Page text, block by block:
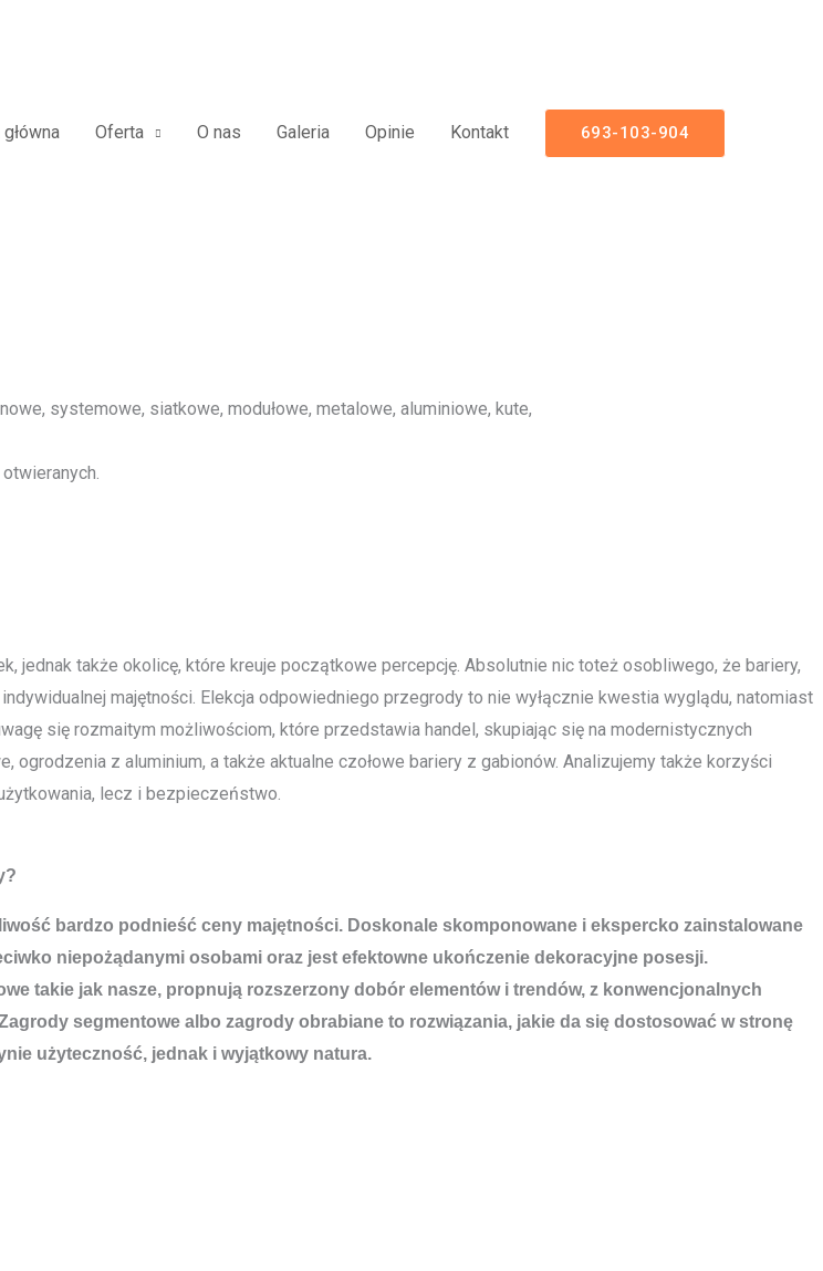
Oferta O nas Galeria Opinie Kontakt 693-103-904
Metalowe Aluminiowe Nowoczesne Panelowe
systemowe, siatkowe, modułowe, metalowe, aluminiowe, kute,
jednak także okolicę, które kreuje początkowe percepcję. Absolutnie nic toteż osobliwego, że bariery,
majętności. Elekcja odpowiedniego przegrody to nie wyłącznie kwestia wyglądu, natomiast
się rozmaitym możliwościom, które przedstawia handel, skupiając się na modernistycznych
z aluminium, a także aktualne czołowe bariery z gabionów. Analizujemy także korzyści
lecz i bezpieczeństwo.
bardzo podnieść ceny majętności. Doskonale skomponowane i ekspercko zainstalowane
niepożądanymi osobami oraz jest efektowne ukończenie dekoracyjne posesji.
takie jak nasze, propnują rozszerzony dobór elementów i trendów, z konwencjonalnych
segmentowe albo zagrody obrabiane to rozwiązania, jakie da się dostosować w stronę
użyteczność, jednak i wyjątkowy natura.